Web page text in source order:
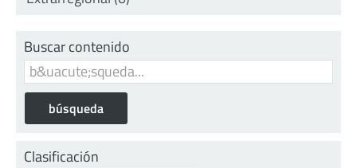
Buscar contenido
Clasificación